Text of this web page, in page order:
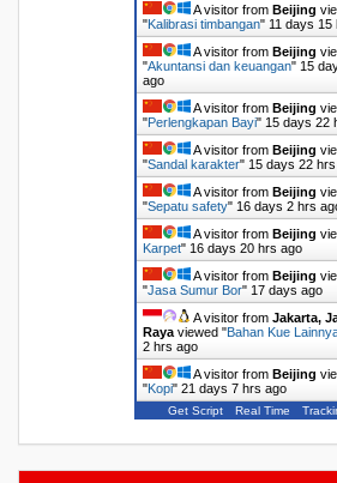
A visitor from Beijing
"Kalibrasi timbangan" 11 days 15
A visitor from Beijing
"Akuntansi dan keuangan" 15
ago
A visitor from Beijing
"Perlengkapan Bayi" 15 days 22
A visitor from Beijing
"Sandal karakter" 15 days 22
A visitor from Beijing
"Sepatu safety" 16 days 2 hrs
A visitor from Beijing
Karpet" 16 days 20 hrs ago
A visitor from Beijing
"Jasa Sumur Bor" 17 days ago
A visitor from Jakarta,
Rayaviewed "Bahan Kue
2 hrs ago
A visitor from Beijing
"Kopi" 21 days 7 hrs ago
Get Script Real Time